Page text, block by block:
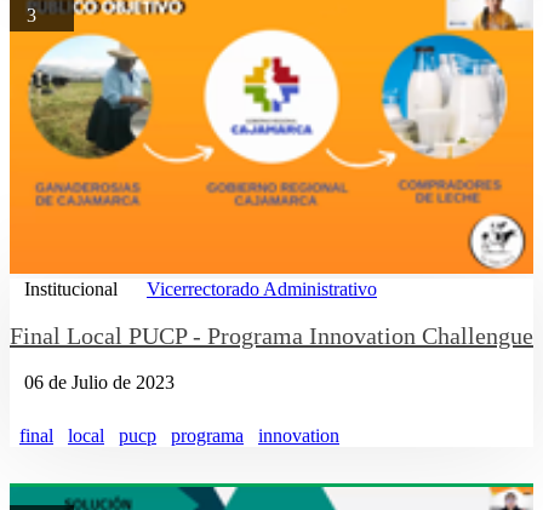
3
Institucional Vicerrectorado Administrativo
Final Local PUCP - Programa Innovation Challengue
06 de Julio de 2023
final local pucp programa innovation